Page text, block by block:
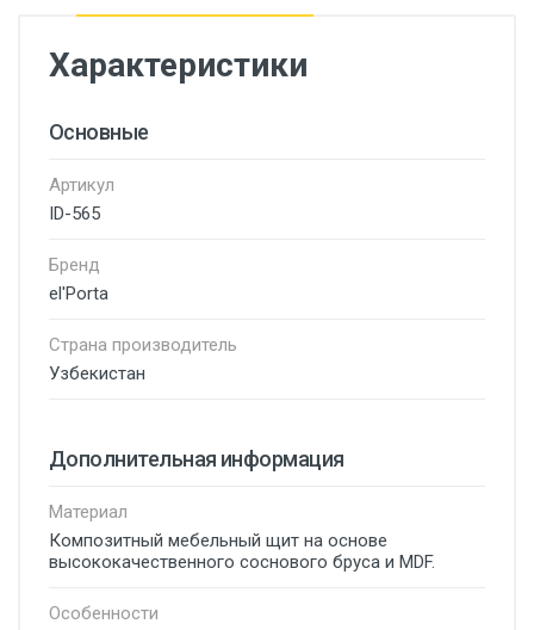
Характеристики
Основные
Артикул
ID-565
Бренд
el'Porta
Страна производитель
Узбекистан
Дополнительная информация
Материал
Композитный мебельный щит на основе
высококачественного соснового бруса и MDF.
Особенности